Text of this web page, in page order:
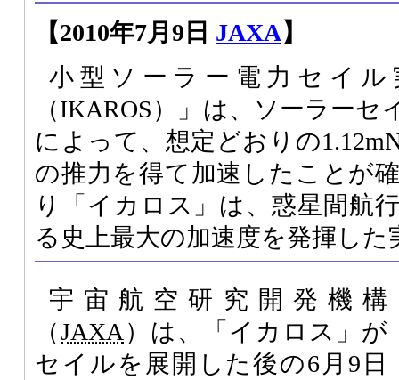
【2010年7月9日 JAXA】
小型ソーラー電力セイ
（IKAROS）」は、ソーラー
によって、想定どおりの
の推力を得て加速したことが
り「イカロス」は、惑星間航
る史上最大の加速度を発揮し
宇宙航空研究開発機構
（JAXA ）は、「イカロス」が
セイルを展開した後の6月9日